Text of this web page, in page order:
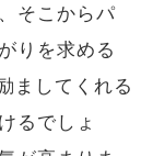
そこからパ
りを求める
ましてくれる
るでしょ